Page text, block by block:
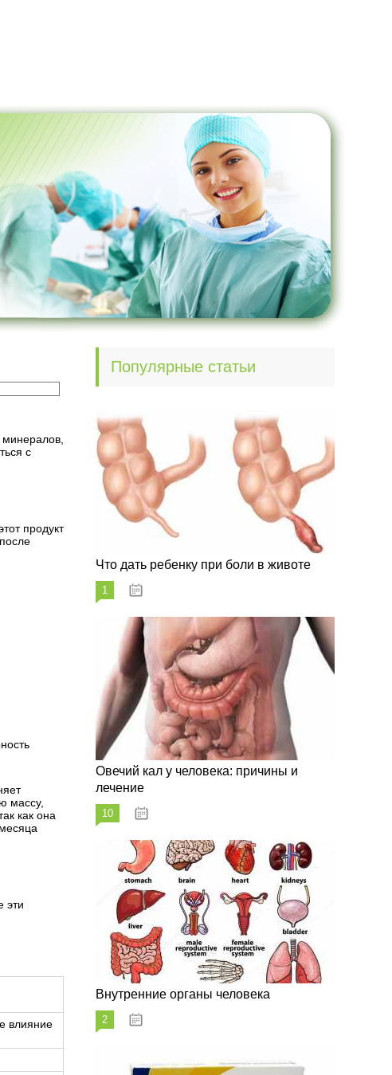
с
продукт
массу,
как она
эти
влияние
Популярные статьи
Что дать ребенку при боли в животе
1
Овечий кал у человека: причины и
лечение
10
Внутренние органы человека
2